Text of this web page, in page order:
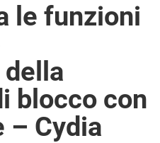
le funzioni
della
blocco con
– Cydia